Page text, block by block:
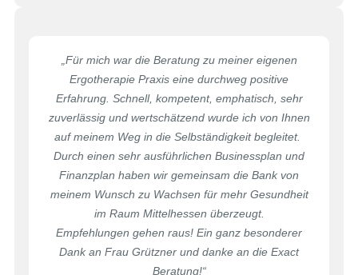
Für mich war die Beratung zu meiner eigenen
Ergotherapie Praxis eine durchweg positive
Erfahrung. Schnell, kompetent, emphatisch, sehr
zuverlässig und wertschätzend wurde ich von Ihnen
auf meinem Weg in die Selbständigkeit begleitet.
Durch einen sehr ausführlichen Businessplan und
Finanzplan haben wir gemeinsam die Bank von
meinem Wunsch zu Wachsen für mehr Gesundheit
im Raum Mittelhessen überzeugt.
Empfehlungen gehen raus! Ein ganz besonderer
Dank an Frau Grützner und danke an die Exact
Beratung!“